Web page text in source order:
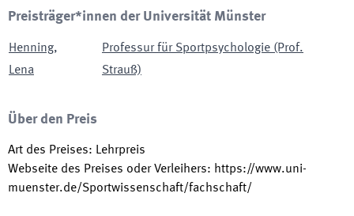
Preisträger*innen der Universität Münster
Henning,
Lena
Professur für Sportpsychologie (Prof.
Strauß)
Über den Preis
Art des Preises: Lehrpreis
Webseite des Preises oder Verleihers: https://www.uni-
muenster.de/Sportwissenschaft/fachschaft/